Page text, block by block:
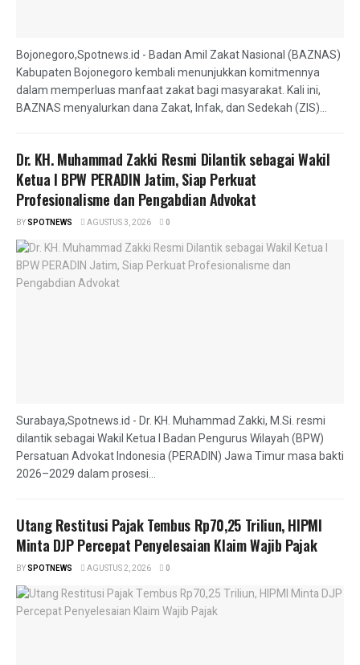
Bojonegoro,Spotnews.id - Badan Amil Zakat Nasional (BAZNAS)
Kabupaten Bojonegoro kembali menunjukkan komitmennya
dalam memperluas manfaat zakat bagi masyarakat. Kali ini,
BAZNAS menyalurkan dana Zakat, Infak, dan Sedekah (ZIS)...
Dr. KH. Muhammad Zakki Resmi Dilantik sebagai Wakil
Ketua I BPW PERADIN Jatim, Siap Perkuat
Profesionalisme dan Pengabdian Advokat
BYSPOTNEWS AGUSTUS 3, 2026 0
Surabaya,Spotnews.id - Dr. KH. Muhammad Zakki, M.Si. resmi
dilantik sebagai Wakil Ketua I Badan Pengurus Wilayah (BPW)
Persatuan Advokat Indonesia (PERADIN) Jawa Timur masa bakti
2026–2029 dalam prosesi...
Utang Restitusi Pajak Tembus Rp70,25 Triliun, HIPMI
Minta DJP Percepat Penyelesaian Klaim Wajib Pajak
BYSPOTNEWS AGUSTUS 2, 2026 0